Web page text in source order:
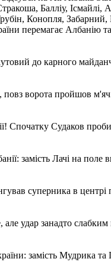
Балліу, Ісмайлі,
Конопля,
перемагає Албанію
до карного
повз ворота пройшов
Спочатку Судаков
замість Лачі на
суперника в центрі
але удар занадто
замість Мудрика